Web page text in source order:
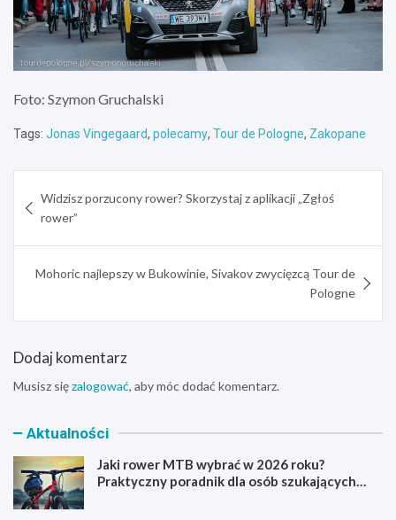
Foto: Szymon Gruchalski
Tags: Jonas Vingegaard, polecamy, Tour de Pologne, Zakopane
wpisu
Widzisz porzucony rower? Skorzystaj z aplikacji „Zgłoś
rower”
Mohoric najlepszy w Bukowinie, Sivakov zwycięzcą Tour de
Pologne
Dodaj komentarz
Musisz sięzalogować, aby móc dodać komentarz.
Aktualności
Jaki rower MTB wybrać w 2026 roku?
Praktyczny poradnik dla osób szukających